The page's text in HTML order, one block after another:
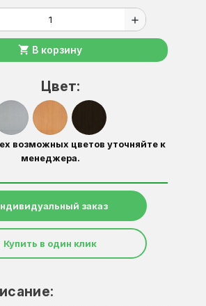
add
shopping_cart В корзину
Цвет:
возможных цветов уточняйте к
менеджера.
заказ
Купить в один клик